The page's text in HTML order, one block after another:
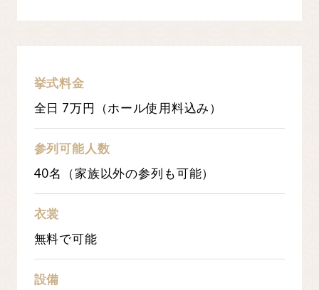
挙式料金
全日 7万円（ホール使用料込み）
参列可能人数
40名（家族以外の参列も可能）
衣裳
無料で可能
設備